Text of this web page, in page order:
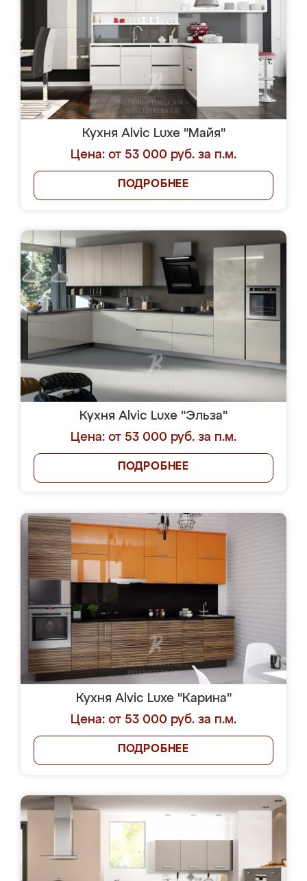
Кухня Alvic Luxe "Майя"
Цена: от 53 000 руб. за п.м.
ПОДРОБНЕЕ
Кухня Alvic Luxe "Эльза"
Цена: от 53 000 руб. за п.м.
ПОДРОБНЕЕ
Кухня Alvic Luxe "Карина"
Цена: от 53 000 руб. за п.м.
ПОДРОБНЕЕ